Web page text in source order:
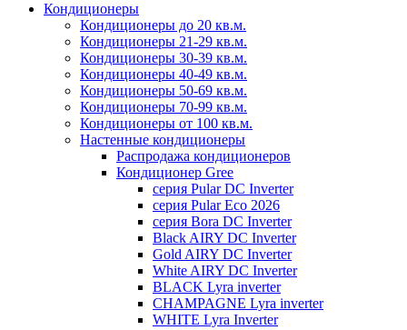
Кондиционеры
Кондиционеры до 20 кв.м.
Кондиционеры 21-29 кв.м.
Кондиционеры 30-39 кв.м.
Кондиционеры 40-49 кв.м.
Кондиционеры 50-69 кв.м.
Кондиционеры 70-99 кв.м.
Кондиционеры от 100 кв.м.
Настенные кондиционеры
Распродажа кондиционеров
Кондиционер Gree
серия Pular DC Inverter
серия Pular Eco 2026
серия Bora DC Inverter
Black AIRY DC Inverter
Gold AIRY DC Inverter
White AIRY DC Inverter
BLACK Lyra inverter
CHAMPAGNE Lyra inverter
WHITE Lyra Inverter